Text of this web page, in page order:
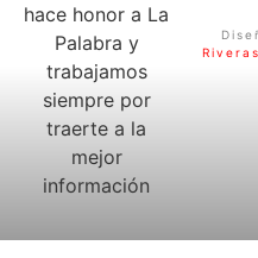
hace honor a La
Palabra y
trabajamos
siempre por
traerte a la
mejor
información